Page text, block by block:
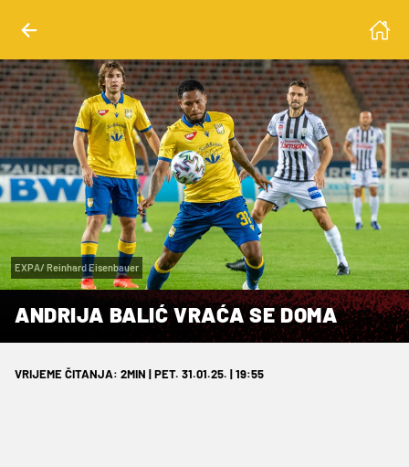
EXPA/ Reinhard Eisenbauer
ANDRIJA BALIĆ VRAĆA SE DOMA
VRIJEME ČITANJA: 2MIN | PET. 31.01.25. | 19:55